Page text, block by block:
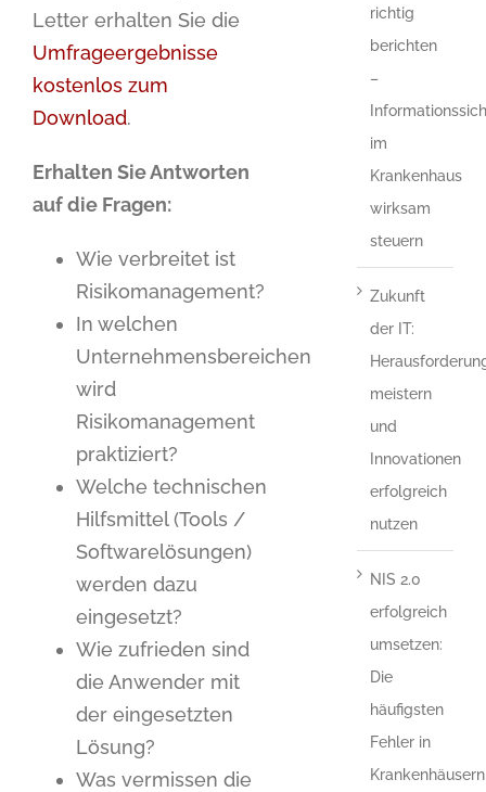
Letter erhalten Sie die
Umfrageergebnisse
kostenlos zum
Download.
Erhalten Sie Antworten
auf die Fragen:
Wie verbreitet ist
Risikomanagement?
In welchen
Unternehmensbereichen
wird
Risikomanagement
praktiziert?
Welche technischen
Hilfsmittel (Tools /
Softwarelösungen)
werden dazu
eingesetzt?
Wie zufrieden sind
die Anwender mit
der eingesetzten
Lösung?
Was vermissen die
richtig
berichten
–
im
Krankenhaus
wirksam
steuern
Zukunft
der IT:
meistern
und
Innovationen
erfolgreich
nutzen
NIS 2.0
erfolgreich
umsetzen:
Die
häufigsten
Fehler in
Krankenhäusern